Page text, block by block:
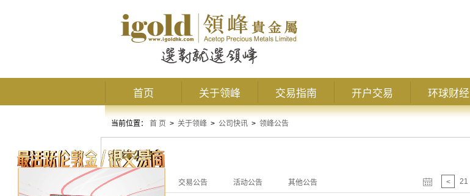
首页 关于领峰 交易指南 开户交易 环球财经
当前位置： 首 页 > 关于领峰 > 公司快讯 > 领峰公告
领峰公告
全部公告 交易公告 活动公告 其他公告 < 21